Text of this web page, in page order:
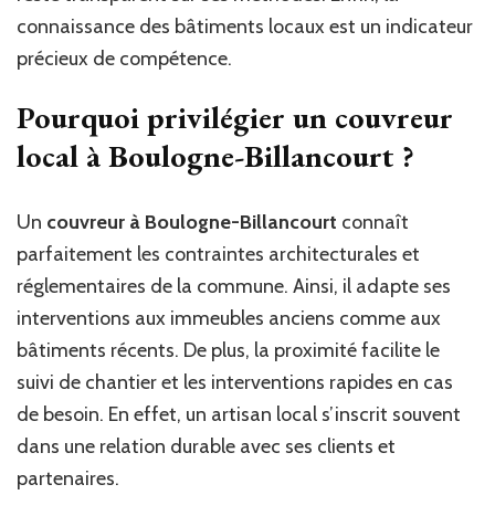
connaissance des bâtiments locaux est un indicateur
précieux de compétence.
Pourquoi privilégier un couvreur
local à Boulogne-Billancourt ?
Un couvreur à Boulogne-Billancourt connaît
parfaitement les contraintes architecturales et
réglementaires de la commune. Ainsi, il adapte ses
interventions aux immeubles anciens comme aux
bâtiments récents. De plus, la proximité facilite le
suivi de chantier et les interventions rapides en cas
de besoin. En effet, un artisan local s’inscrit souvent
dans une relation durable avec ses clients et
partenaires.